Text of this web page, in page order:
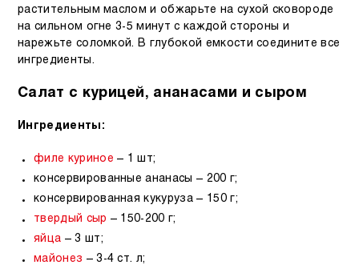
растительным маслом и обжарьте на сухой сковороде
на сильном огне 3-5 минут с каждой стороны и
нарежьте соломкой. В глубокой емкости соедините все
ингредиенты.
Салат с курицей, ананасами и сыром
Ингредиенты:
филе куриное – 1 шт;
консервированные ананасы – 200 г;
консервированная кукуруза – 150 г;
твердый сыр – 150-200 г;
яйца – 3 шт;
майонез – 3-4 ст. л;